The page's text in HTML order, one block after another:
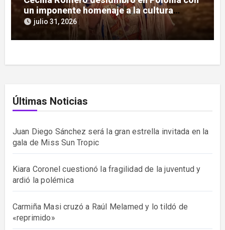
un imponente homenaje a la cultura
guaraní
julio 31, 2026
Últimas Noticias
Juan Diego Sánchez será la gran estrella invitada en la
gala de Miss Sun Tropic
Kiara Coronel cuestionó la fragilidad de la juventud y
ardió la polémica
Carmiña Masi cruzó a Raúl Melamed y lo tildó de
«reprimido»